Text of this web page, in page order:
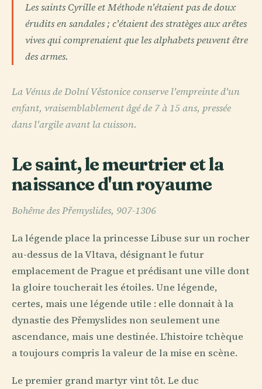
Les saints Cyrille et Méthode n'étaient pas de doux
érudits en sandales ; c'étaient des stratèges aux arêtes
vives qui comprenaient que les alphabets peuvent être
des armes.
La Vénus de Dolní Věstonice conserve l'empreinte d'un
enfant, vraisemblablement âgé de 7 à 15 ans, pressée
dans l'argile avant la cuisson.
Le saint, le meurtrier et la
naissance d'un royaume
Bohême des Přemyslides, 907-1306
La légende place la princesse Libuse sur un rocher
au-dessus de la Vltava, désignant le futur
emplacement de Prague et prédisant une ville dont
la gloire toucherait les étoiles. Une légende,
certes, mais une légende utile : elle donnait à la
dynastie des Přemyslides non seulement une
ascendance, mais une destinée. L'histoire tchèque
a toujours compris la valeur de la mise en scène.
Le premier grand martyr vint tôt. Le duc